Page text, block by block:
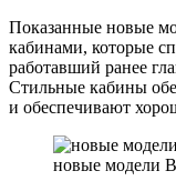
Показанные новые
кабинами, которые
работавший ранее
Стильные кабины
и обеспечивают
новые модели